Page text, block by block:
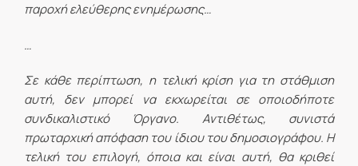
παροχή ελεύθερης ενημέρωσης…
…
Σε κάθε περίπτωση, η τελική κρίση για τη στάθμιση
αυτή, δεν μπορεί να εκχωρείται σε οποιοδήποτε
συνδικαλιστικό Όργανο. Αντιθέτως, συνιστά
πρωταρχική απόφαση του ίδιου του δημοσιογράφου. Η
τελική του επιλογή, όποια και είναι αυτή, θα κριθεί